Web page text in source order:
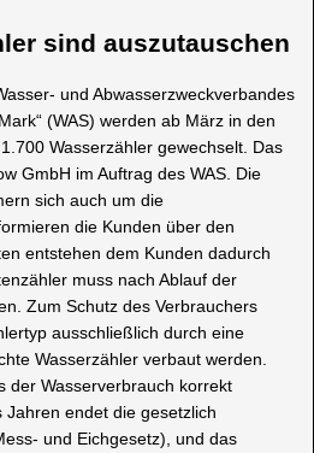
sind auszutauschen
und Abwasserzweckverbandes
(WAS) werden ab März in den
Wasserzähler gewechselt. Das
GmbH im Auftrag des WAS. Die
sich auch um die
die Kunden über den
entstehen dem Kunden dadurch
muss nach Ablauf der
Zum Schutz des Verbrauchers
ausschließlich durch eine
Wasserzähler verbaut werden.
der Wasserverbrauch korrekt
endet die gesetzlich
und Eichgesetz), und das